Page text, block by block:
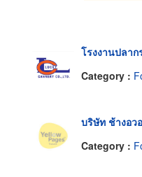
โรงงานปลา
Category :
บริษัท ช้างอว
Category :